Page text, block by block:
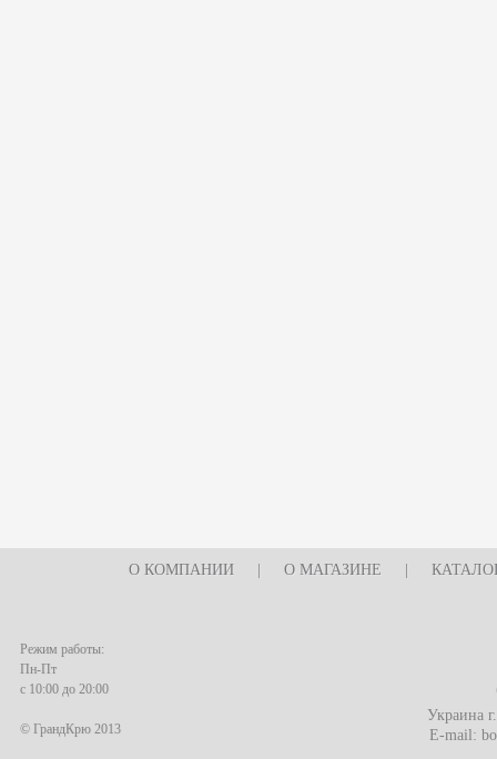
О КОМПАНИИ О МАГАЗИНЕ
Режим работы:
Пн-Пт
с 10:00 до 20:00
© ГрандКрю 2013
Украина
E-mail: